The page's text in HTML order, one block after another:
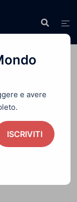
dal
alla
e avere
ISCRIVITI